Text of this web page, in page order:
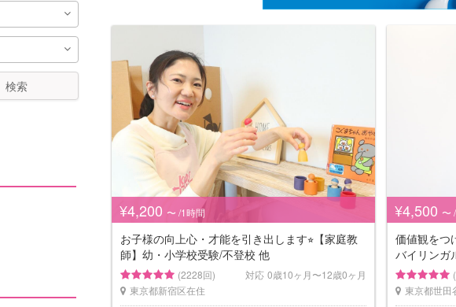
検索
¥4,200 〜 /1時間
お子様の向上心・才能を引き出します⭐︎【家庭教
師】幼・小学校受験/不登校 他
(2228回) 対応 0歳10ヶ月〜12歳0ヶ月
東京都新宿区在住
¥4,500 〜
価値観をつ
バイリンガ
東京都世田